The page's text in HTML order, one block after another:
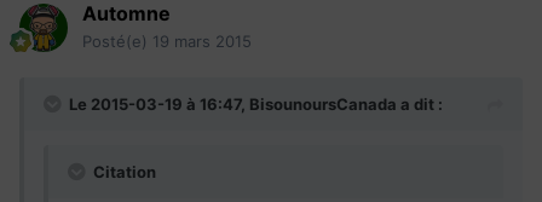
Automne
Posté(e) 19 mars 2015
Le 2015-03-19 à 16:47, BisounoursCanada a dit :
Citation